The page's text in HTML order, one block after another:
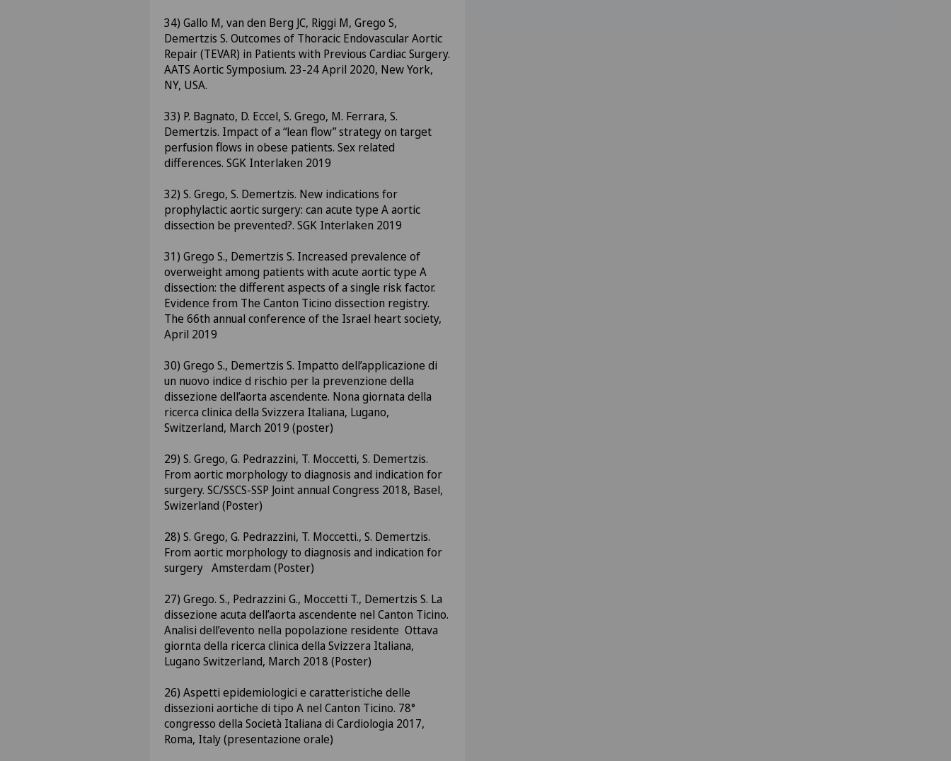
34) Gallo M, van den Berg JC, Riggi M, Grego S,
Demertzis S. Outcomes of Thoracic Endovascular Aortic
Repair (TEVAR) in Patients with Previous Cardiac Surgery.
AATS Aortic Symposium. 23-24 April 2020, New York,
NY, USA.
33) P. Bagnato, D. Eccel, S. Grego, M. Ferrara, S.
Demertzis. Impact of a “lean flow” strategy on target
perfusion flows in obese patients. Sex related
differences. SGK Interlaken 2019
32) S. Grego, S. Demertzis. New indications for
prophylactic aortic surgery: can acute type A aortic
dissection be prevented?. SGK Interlaken 2019
31) Grego S., Demertzis S. Increased prevalence of
overweight among patients with acute aortic type A
dissection: the different aspects of a single risk factor.
Evidence from The Canton Ticino dissection registry.
The 66th annual conference of the Israel heart society,
April 2019
30) Grego S., Demertzis S. Impatto dell’applicazione di
un nuovo indice d rischio per la prevenzione della
dissezione dell’aorta ascendente. Nona giornata della
ricerca clinica della Svizzera Italiana, Lugano,
Switzerland, March 2019 (poster)
29) S. Grego, G. Pedrazzini, T. Moccetti, S. Demertzis.
From aortic morphology to diagnosis and indication for
surgery. SC/SSCS-SSP Joint annual Congress 2018, Basel,
Swizerland (Poster)
28) S. Grego, G. Pedrazzini, T. Moccetti., S. Demertzis.
From aortic morphology to diagnosis and indication for
surgery Amsterdam (Poster)
27) Grego. S., Pedrazzini G., Moccetti T., Demertzis S. La
dissezione acuta dell’aorta ascendente nel Canton Ticino.
Analisi dell’evento nella popolazione residente Ottava
giornta della ricerca clinica della Svizzera Italiana,
Lugano Switzerland, March 2018 (Poster)
26) Aspetti epidemiologici e caratteristiche delle
dissezioni aortiche di tipo A nel Canton Ticino. 78°
congresso della Società Italiana di Cardiologia 2017,
Roma, Italy (presentazione orale)